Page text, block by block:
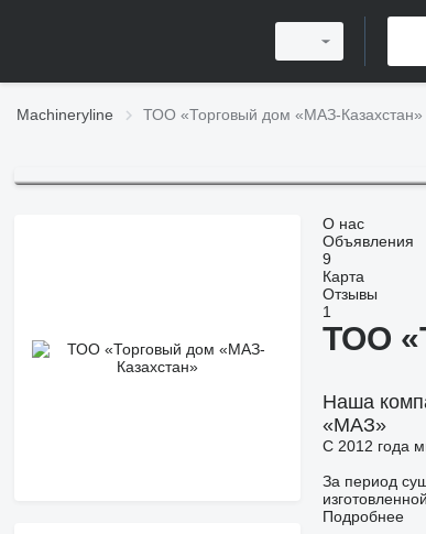
Machineryline ТОО «Торговый дом «МАЗ-Казахстан»
О нас
Объявления
9
Карта
Отзывы
1
ТОО
Наша
«МАЗ»
С 2012 года
За период
Подробнее